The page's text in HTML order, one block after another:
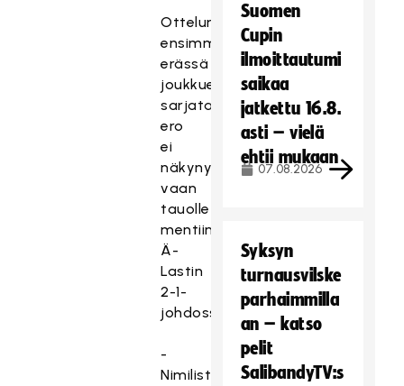
Ottelun
ensimmäisessä
erässä
joukkueiden
sarjatasojen
ero
ei
näkynyt,
vaan
tauolle
mentiin
Ä-
Lastin
2-1-
johdossa.
-
Nimilista
Suomen
Cupin
ilmoittautumi
saikaa
jatkettu 16.8.
asti – vielä
ehtii mukaan
07.08.2026
Syksyn
turnausvilske
parhaimmilla
an – katso
pelit
SalibandyTV:s